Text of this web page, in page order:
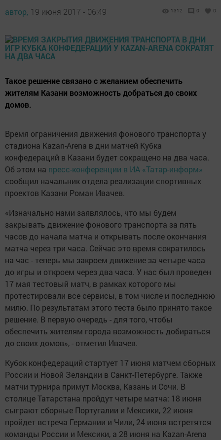
автор, 19 июня 2017 - 06:49 1312 0 0
Такое решение связано с желанием обеспечить
жителям Казани возможность добраться до своих
домов.
Время ограничения движения фонового транспорта у
стадиона Kazan-Arena в дни матчей Кубка
конфедераций в Казани будет сокращено на два часа.
Об этом на пресс-конференции в ИА «Татар-информ»
сообщил начальник отдела реализации спортивных
проектов Казани Роман Ивачев.
«Изначально нами заявлялось, что мы будем
закрывать движение фонового транспорта за пять
часов до начала матча и открывать после окончания
матча через три часа. Сейчас это время сократилось
на час - теперь мы закроем движение за четыре часа
до игры и откроем через два часа. У нас был проведен
17 мая тестовый матч, в рамках которого мы
протестировали все сервисы, в том числе и последнюю
милю. По результатам этого теста было принято такое
решение. В первую очередь - для того, чтобы
обеспечить жителям города возможность добираться
до своих домов», - отметил Ивачев.
Кубок конфедераций стартует 17 июня матчем сборных
России и Новой Зеландии в Санкт-Петербурге. Также
матчи турнира примут Москва, Казань и Сочи. В
столице Татарстана пройдут четыре матча: 18 июня
сыграют сборные Португалии и Мексики, 22 июня
пройдет встреча Германии и Чили, 24 июня встретятся
команды России и Мексики, а 28 июня на Kazan-Arena